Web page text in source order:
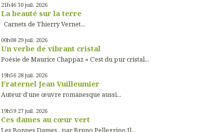
21h46 30 juil. 2026
La beauté sur la terre
Carnets de Thierry Vernet...
00h08 29 juil. 2026
Un verbe de vibrant cristal
Poésie de Maurice Chappaz « C’est du pur cristal...
19h56 28 juil. 2026
Fraternel Jean Vuilleumier
Auteur d’une œuvre romanesque aussi...
19h59 27 juil. 2026
Ces dames au cœur vert
Les Bonnes Dames , par Bruno Pellegrino Il...